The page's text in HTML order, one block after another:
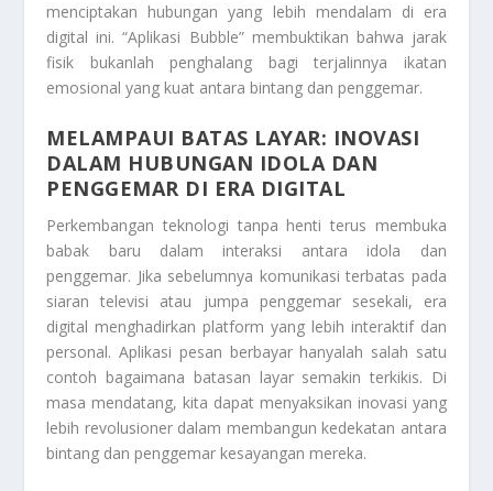
menciptakan hubungan yang lebih mendalam di era
digital ini. “Aplikasi Bubble” membuktikan bahwa jarak
fisik bukanlah penghalang bagi terjalinnya ikatan
emosional yang kuat antara bintang dan penggemar.
MELAMPAUI BATAS LAYAR: INOVASI
DALAM HUBUNGAN IDOLA DAN
PENGGEMAR DI ERA DIGITAL
Perkembangan teknologi tanpa henti terus membuka
babak baru dalam interaksi antara idola dan
penggemar. Jika sebelumnya komunikasi terbatas pada
siaran televisi atau jumpa penggemar sesekali, era
digital menghadirkan platform yang lebih interaktif dan
personal. Aplikasi pesan berbayar hanyalah salah satu
contoh bagaimana batasan layar semakin terkikis. Di
masa mendatang, kita dapat menyaksikan inovasi yang
lebih revolusioner dalam membangun kedekatan antara
bintang dan penggemar kesayangan mereka.